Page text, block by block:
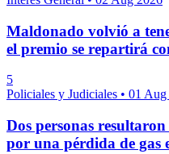
Maldonado volvió a
el premio se repartirá
5
Policiales y Judiciales • 01 Aug
Dos personas
por una pérdida de gas